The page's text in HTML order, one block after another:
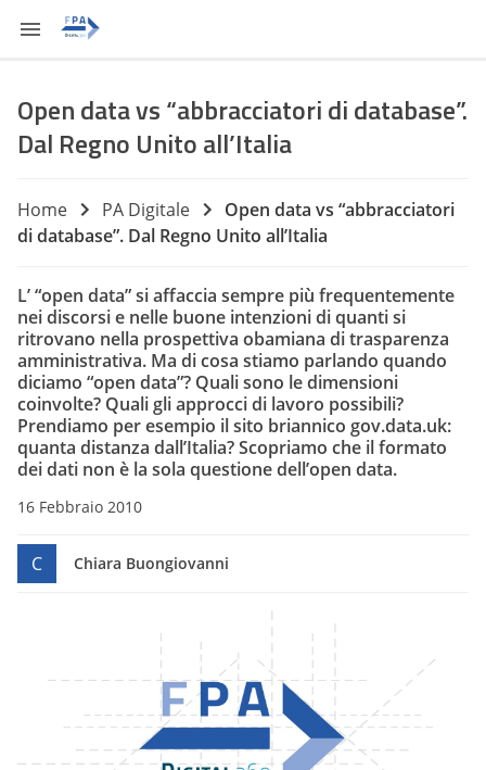
Open data vs “abbracciatori di database”.
Dal Regno Unito all’Italia
Home PA Digitale
Open data vs “abbracciatori
di database”. Dal Regno Unito all’Italia
L’ “open data” si affaccia sempre più frequentemente
nei discorsi e nelle buone intenzioni di quanti si
ritrovano nella prospettiva obamiana di trasparenza
amministrativa. Ma di cosa stiamo parlando quando
diciamo “open data”? Quali sono le dimensioni
coinvolte? Quali gli approcci di lavoro possibili?
Prendiamo per esempio il sito briannico gov.data.uk:
quanta distanza dall’Italia? Scopriamo che il formato
dei dati non è la sola questione dell’open data.
16 Febbraio 2010
C Chiara Buongiovanni